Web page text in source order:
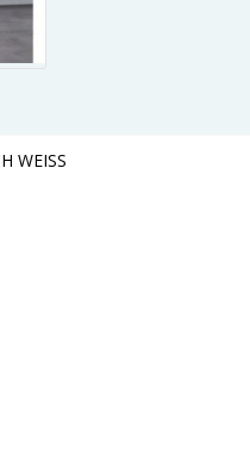
WEISS